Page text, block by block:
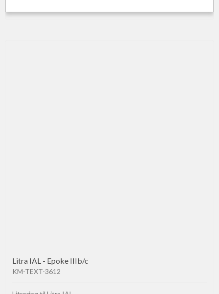
Litra IAL - Epoke IIIb/c
KM-TEXT-3612